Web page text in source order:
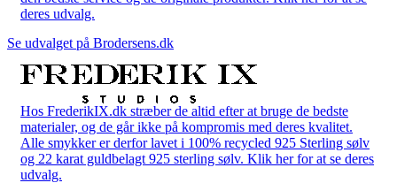
deres udvalg.
Se udvalget på Brodersens.dk
Hos FrederikIX.dk stræber de altid efter at bruge de bedste
materialer, og de går ikke på kompromis med deres kvalitet.
Alle smykker er derfor lavet i 100% recycled 925 Sterling sølv
og 22 karat guldbelagt 925 sterling sølv. Klik her for at se deres
udvalg.